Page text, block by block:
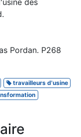
Pordan. P268
travailleurs d'usine